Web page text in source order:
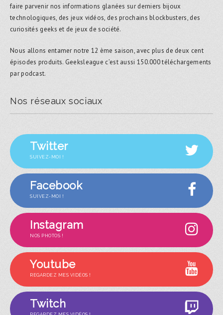
faire parvenir nos informations glanées sur derniers bijoux
technologiques, des jeux vidéos, des prochains blockbusters, des
curiosités geeks et de jeux de société.
Nous allons entamer notre 12 ème saison, avec plus de deux cent
épisodes produits. Geeksleague c’est aussi 150.000 téléchargements
par podcast.
Nos réseaux sociaux
Twitter
SUIVEZ-MOI !
Facebook
SUIVEZ-MOI !
Instagram
NOS PHOTOS !
Youtube
REGARDEZ MES VIDÉOS !
Twitch